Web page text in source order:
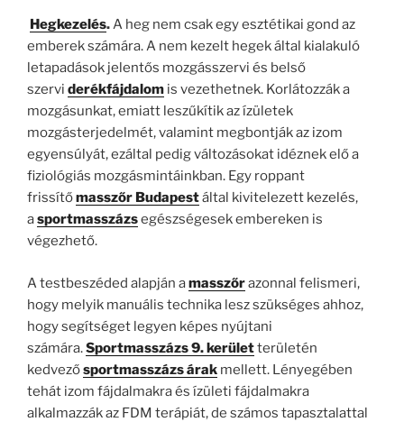
Hegkezelés.A heg nem csak egy esztétikai gond az
emberek számára. A nem kezelt hegek által kialakuló
letapadások jelentős mozgásszervi és belső
szervi derékfájdalom is vezethetnek. Korlátozzák a
mozgásunkat, emiatt leszűkítik az ízületek
mozgásterjedelmét, valamint megbontják az izom
egyensúlyát, ezáltal pedig változásokat idéznek elő a
fiziológiás mozgásmintáinkban. Egy roppant
frissítőmasszőr Budapestáltal kivitelezett kezelés,
asportmasszázsegészségesek embereken is
végezhető.
A testbeszéded alapján amasszőrazonnal felismeri,
hogy melyik manuális technika lesz szükséges ahhoz,
hogy segítséget legyen képes nyújtani
számára.Sportmasszázs 9. kerületterületén
kedvezősportmasszázs árak mellett. Lényegében
tehát izom fájdalmakra és ízületi fájdalmakra
alkalmazzák az FDM terápiát, de számos tapasztalattal